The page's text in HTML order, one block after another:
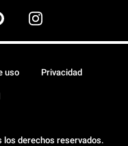
los derechos reservados.
uso Privacidad